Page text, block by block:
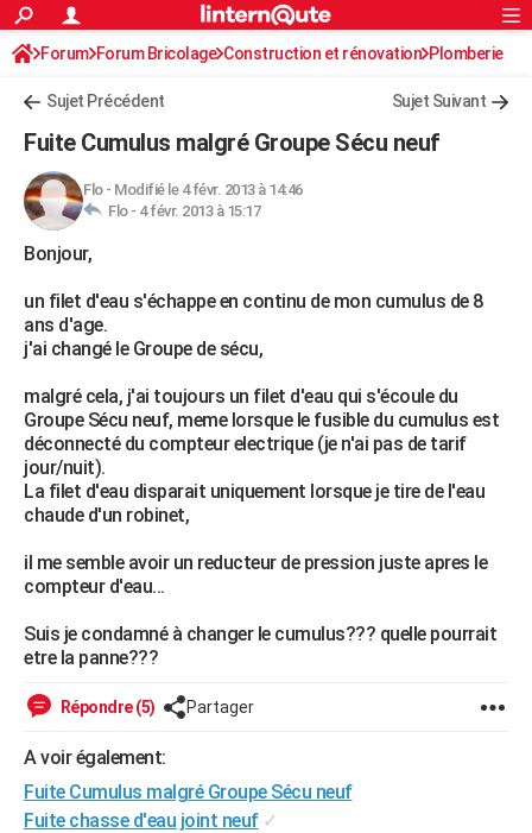
ACTUALITÉS
Politique
Société
Faits Divers
Education
Monde
Villes
+
FINANCE
Retraite
Impôts
Epargne
Immobilier
Risques naturels par ville
Banque
Assurance
Crédit
AUTO
Essais
Réserver un essai
Citadines
Berlines
SUV
Forum auto
+HIGH-TECH
Mobiles
Meilleur smartphone
Internet
Ordinateurs
Jeux vidéo
Guide high-tech
+BRICOLAGE
Forum
Aménagement intérieur
Extérieur
Cuisine
Salle de bains
Jardinage
Rangement
Guides de France
Escapades
Patrimoine
Expositions
Musées
Week-end nature
+LIFESTYLE
Art de vivre
Bien-être
Loisirs
ModeModes de vie
SANTE
Alimentation
Guide de la santé
Maladies
Médicaments
Sommeil
VOYAGE
Destinations
City break
Voyage nature
Voyage de noces
Forum
Climat
+PHOTO
BONS PLANS
CARTE DE VOEUX
Carte de Noël
Carte Bonne année
Carte Saint-Valentin
Carte Pâques
Carte d'anniversaire
DICTIONNAIRE
Dictionnaire
Biographies
Citations
Expressions
Proverbes
PROGRAMME TV
Rechercher
S'inscrire
Connexion
Forum Forum Bricolage Construction et rénovation Plomberie
Sujet Précédent Sujet Suivant
Fuite Cumulus malgré Groupe Sécu neuf
Flo- Modifié le 4 févr. 2013 à 14:46
Flo - 4 févr. 2013 à 15:17
Bonjour,
un filet d'eau s'échappe en continu de mon cumulus de 8
ans d'age.
j'ai changé le Groupe de sécu,
malgré cela, j'ai toujours un filet d'eau qui s'écoule du
Groupe Sécu neuf, meme lorsque le fusible du cumulus est
déconnecté du compteur electrique (je n'ai pas de tarif
jour/nuit).
La filet d'eau disparait uniquement lorsque je tire de l'eau
chaude d'un robinet,
il me semble avoir un reducteur de pression juste apres le
compteur d'eau...
Suis je condamné à changer le cumulus??? quelle pourrait
etre la panne???
Répondre (5) Partager
A voir également:
Fuite Cumulus malgré Groupe Sécu neuf
Fuite chasse d'eau joint neuf ✓